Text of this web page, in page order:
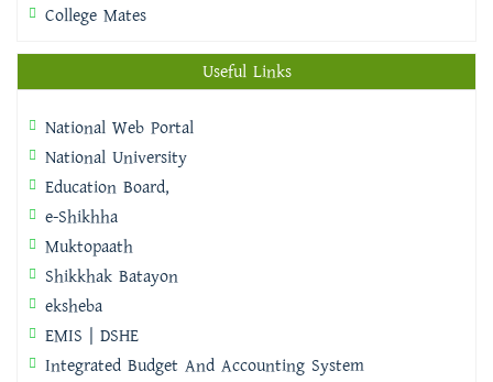
College Mates
Useful Links
National Web Portal
National University
Education Board,
e-Shikhha
Muktopaath
Shikkhak Batayon
eksheba
EMIS | DSHE
Integrated Budget And Accounting System